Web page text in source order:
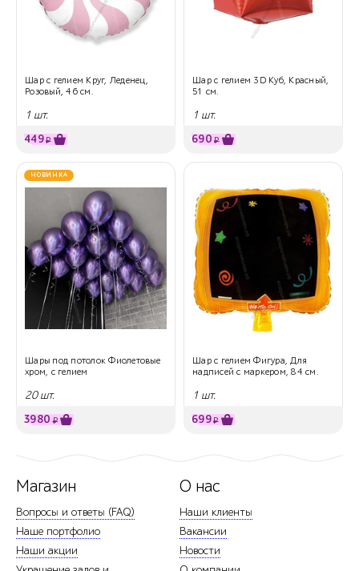
Шар с гелием Круг, Леденец,
Розовый, 46 см.
1 шт.
449₽
Шар с гелием 3D Куб, Красный,
51 см.
1 шт.
690 ₽
НОВИНКА
Шары под потолок Фиолетовые
хром, с гелием
20 шт.
3980 ₽
Шар с гелием Фигура, Для
надписей с маркером, 84 см.
1 шт.
699₽
Магазин
Вопросы и ответы (FAQ)
Наше портфолио
Наши акции
О нас
Наши клиенты
Вакансии
Новости